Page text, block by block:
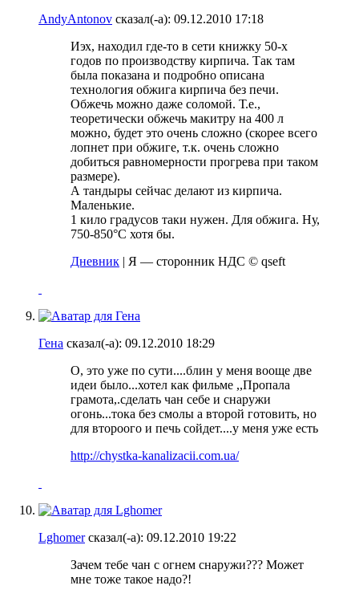
AndyAntonov сказал(-а): 09.12.2010 17:18
Иэх, находил где-то в сети книжку 50-х
годов по производству кирпича. Так там
была показана и подробно описана
технология обжига кирпича без печи.
Обжечь можно даже соломой. Т.е.,
теоретически обжечь макитру на 400 л
можно, будет это очень сложно (скорее всего
лопнет при обжиге, т.к. очень сложно
добиться равномерности прогрева при таком
размере).
А тандыры сейчас делают из кирпича.
Маленькие.
1 кило градусов таки нужен. Для обжига. Ну,
750-850°С хотя бы.
Дневник | Я — сторонник НДС © qseft
Гена сказал(-а): 09.12.2010 18:29
О, это уже по сути....блин у меня вооще две
идеи было...хотел как фильме ,,Пропала
грамота,.сделать чан себе и снаружи
огонь...тока без смолы а второй готовить, но
для второого и печь сойдет....у меня уже есть
http://chystka-kanalizacii.com.ua/
Lghomerсказал(-а): 09.12.2010 19:22
Зачем тебе чан с огнем снаружи??? Может
мне тоже такое надо?!